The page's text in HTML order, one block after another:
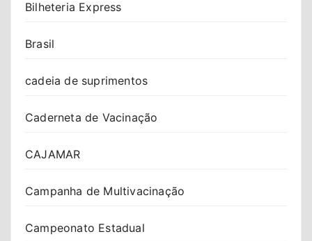
Bilheteria Express
Brasil
cadeia de suprimentos
Caderneta de Vacinação
CAJAMAR
Campanha de Multivacinação
Campeonato Estadual